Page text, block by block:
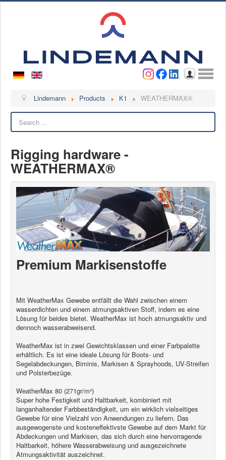
Username
Lindemann
Videos
Contact
Contact persons
Contact form
Become a customer
Complaint
News
Products
Special Catalogue
Dealers
MyLindemann
MyLindemann
Sailcloth
Lindemann Products K1
WEATHERMAX®
Rigging hardware -
WEATHERMAX®
Premium Markisenstoffe
Mit WeatherMax Gewebe entfällt die Wahl zwischen einem
wasserdichten und einem atmungsaktiven Stoff, indem es eine
Lösung für beides bietet. WeatherMax ist hoch atmungsaktiv und
dennoch wasserabweisend.
WeatherMax ist in zwei Gewichtsklassen und einer Farbpalette
erhältlich. Es ist eine ideale Lösung für Boots- und
Segelabdeckungen, Biminis, Markisen & Sprayhoods, UV-Streifen
und Polsterbezüge.
WeatherMax 80 (271gr/m²)
Super hohe Festigkeit und Haltbarkeit, kombiniert mit
langanhaltender Farbbeständigkeit, um ein wirklich vielseitiges
Gewebe für eine Vielzahl von Anwendungen zu liefern. Das
ausgewogenste und kosteneffektivste Gewebe auf dem Markt für
Abdeckungen und Markisen, das sich durch eine hervorragende
Haltbarkeit, höhere Wasserabweisung und ausgezeichnete
Atmungsaktivität auszeichnet.